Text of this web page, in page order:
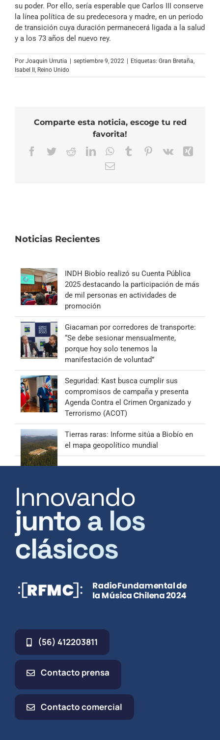
su poder. Por ello, sería esperable que Carlos III conserve
la línea política de su predecesora y madre, en un periodo
de transición cuya duración permanecerá ligada a la salud
y a los 73 años del nuevo rey.
Por Joaquin Urrutia septiembre 9, 2022 Etiquetas: Gran Bretaña,
Isabel II , Reino Unido
Comparte esta noticia, escoge tu red
favorita!
Facebook
TwitterRedditLinkedInWhatsApp
TumblrPinterest
Vk
Correo
Noticias Recientes
INDH Biobío realizó su Cuenta Pública
2025 destacando la participación de más
de mil personas en actividades de
promoción
Giacaman por corredores de transporte:
“Se debe sesionar mensualmente,
porque hoy solo tenemos la
manifestación de voluntad”
Seguridad: Kast busca cumplir sus
compromisos de campaña y presenta
Agenda Contra el Crimen Organizado y
Terrorismo (ACOT)
Tierras raras: Informe sitúa a Biobío en
el mapa geopolítico mundial
Innovando
junto a los
clásicos
(56) 412203811
Contacto prensa
Contacto comercial